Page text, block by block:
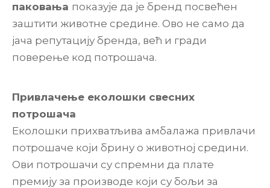
паковања показује да је бренд посвећен
заштити животне средине. Ово не само да
јача репутацију бренда, већ и гради
поверење код потрошача.
Привлачење еколошки свесних
потрошача
Еколошки прихватљива амбалажа привлачи
потрошаче који брину о животној средини.
Ови потрошачи су спремни да плате
премију за производе који су бољи за